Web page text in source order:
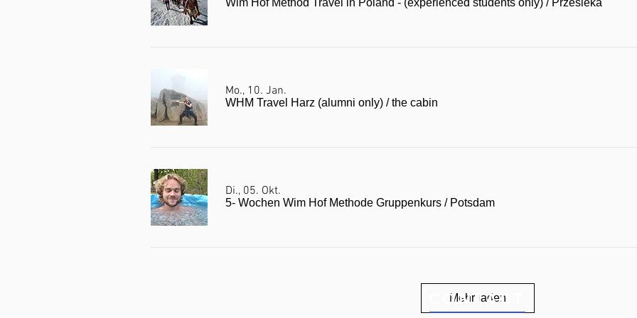
Wim Hof Method Travel in Poland - (experienced students only) / Przesieka
Mo., 10. Jan.
WHM Travel Harz (alumni only) /the cabin
Di., 05. Okt.
5- Wochen Wim Hof Methode Gruppenkurs / Potsdam
Mehr laden
CONTACT